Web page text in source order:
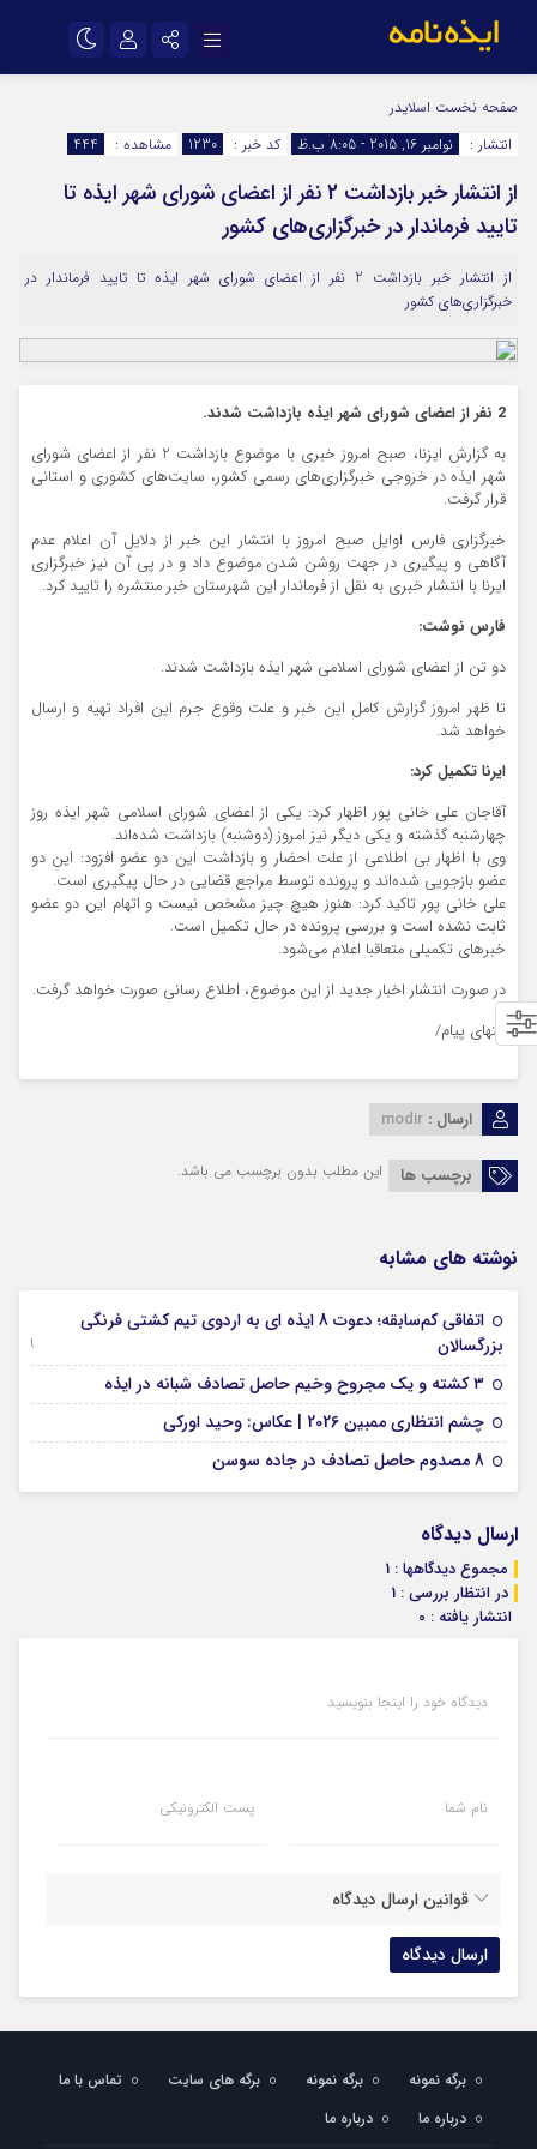
اینستاگرام
سروش
ایتا
آپارات
اپلیکیشن رمز عبور
مرا به خاطر بسپار
صفحه نخست اسلایدر
انتشار :
نوامبر 16, 2015 - 8:05 ب.ظ کد خبر : 1230 مشاهده : 444
از انتشار خبر بازداشت 2 نفر از اعضای شورای شهر ایذه تا
تایید فرماندار در خبرگزاری‌های کشور
از انتشار خبر بازداشت 2 نفر از اعضای شورای شهر ایذه تا تایید فرماندار در
خبرگزاری‌های کشور
2 نفر از اعضای شورای شهر ایذه بازداشت شدند.
به گزارش ایزنا، صبح امروز خبری با موضوع بازداشت 2 نفر از اعضای شورای
شهر ایذه در خروجی خبرگزاری‌های رسمی کشور، سایت‌های کشوری و استانی
قرار گرفت.
خبرگزاری فارس اوایل صبح امروز با انتشار این خبر از دلایل آن اعلام عدم
آگاهی و پیگیری در جهت روشن شدن موضوع داد و در پی آن نیز خبرگزاری
ایرنا با انتشار خبری به نقل از فرماندار این شهرستان خبر منتشره را تایید کرد.
فارس نوشت:
دو تن از اعضای شورای اسلامی شهر ایذه بازداشت شدند.
تا ظهر امروز گزارش کامل این خبر و علت وقوع جرم این افراد تهیه و ارسال
خواهد شد.
ایرنا تکمیل کرد:
آقاجان علی خانی پور اظهار کرد: یکی از اعضای شورای اسلامی شهر ایذه روز
چهارشنبه گذشته و یکی دیگر نیز امروز (دوشنبه) بازداشت شده‌اند.
وی با اظهار بی اطلاعی از علت احضار و بازداشت این دو عضو افزود: این دو
عضو بازجویی شده‌اند و پرونده توسط مراجع قضایی در حال پیگیری است.
علی خانی پور تاکید کرد: هنوز هیچ چیز مشخص نیست و اتهام این دو عضو
ثابت نشده است و بررسی پرونده در حال تکمیل است.
خبرهای تکمیلی متعاقبا اعلام می‌شود.
در صورت انتشار اخبار جدید از این موضوع، اطلاع رسانی صورت خواهد گرفت.
انتهای پیام/
ارسال : modir
برچسب ها این مطلب بدون برچسب می باشد.
نوشته های مشابه
اتفاقی کم‌سابقه؛ دعوت 8 ایذه ای به اردوی تیم کشتی فرنگی
بزرگسالان
09 جولای 2026
۳ کشته و یک مجروح وخیم حاصل تصادف شبانه در ایذه
چشم انتظاری ممبین 2026 | عکاس: وحید اورکی
8 مصدوم حاصل تصادف در جاده سوسن
ارسال دیدگاه
مجموع دیدگاهها : 1
در انتظار بررسی : 1
انتشار یافته : 0
دیدگاه خود را اینجا بنویسید
نام شما پست الکترونیکی
قوانین ارسال دیدگاه
برگه نمونه برگه نمونه برگه های سایت
تماس با ما
درباره ما
درباره ما